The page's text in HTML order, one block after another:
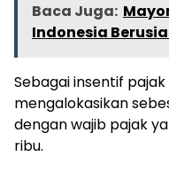
Baca Juga:
Indonesia
Sebagai insentif
mengalokasikan
dengan wajib pajak
ribu.